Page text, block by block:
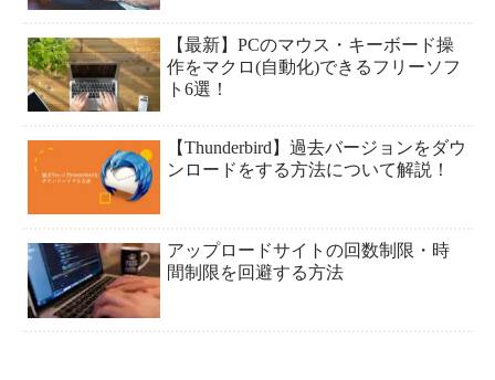
【最新】PCのマウス・キーボード操
作をマクロ(自動化)できるフリーソフ
ト6選！
【Thunderbird】過去バージョンをダウ
ンロードをする方法について解説！
アップロードサイトの回数制限・時
間制限を回避する方法